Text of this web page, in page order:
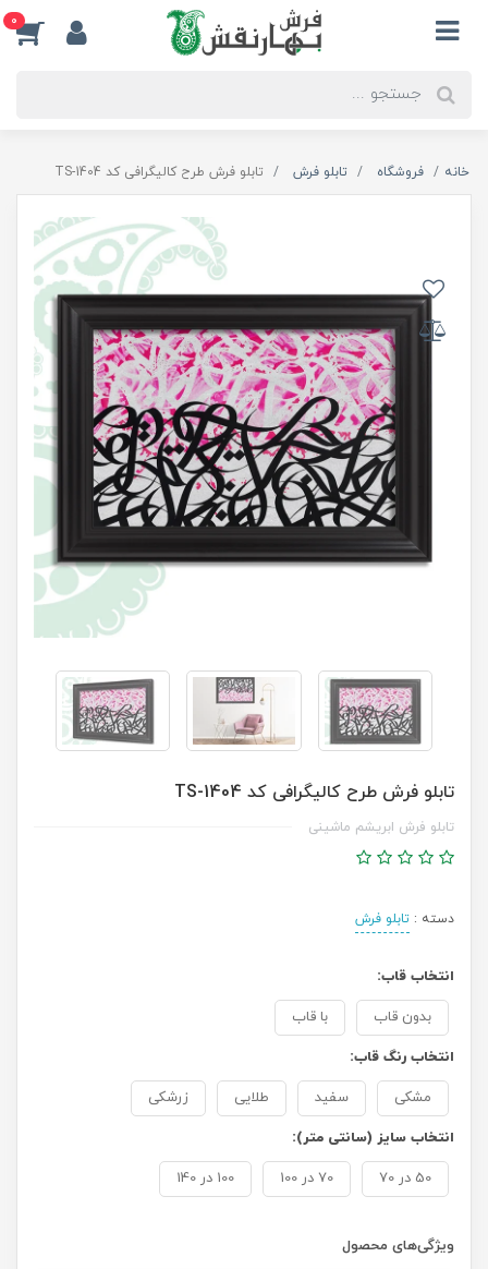
0
خانه فروشگاه تابلو فرش تابلو فرش طرح کالیگرافی کد TS-1404
تابلو فرش طرح کالیگرافی کد TS-1404
تابلو فرش ابریشم ماشینی
دسته : تابلو فرش
انتخاب قاب:
بدون قاب با قاب
انتخاب رنگ قاب:
مشکی سفید طلایی زرشکی
انتخاب سایز (سانتی متر):
50 در 70 70 در 100 100 در 140
ویژگی‌های محصول